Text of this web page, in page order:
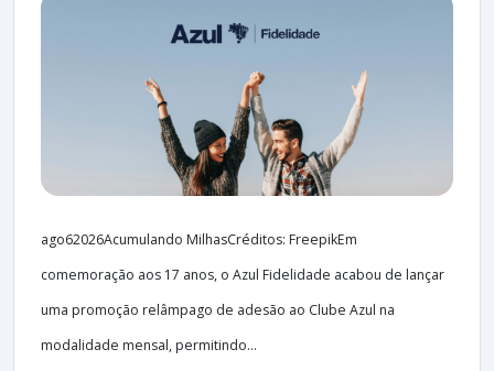
ago62026Acumulando MilhasCréditos: FreepikEm
comemoração aos 17 anos, o Azul Fidelidade acabou de lançar
uma promoção relâmpago de adesão ao Clube Azul na
modalidade mensal, permitindo...